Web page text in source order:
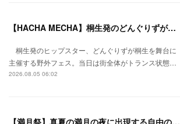
【HACHA MECHA】桐生発のどんぐりずが桐生をハチャメチャに彩る。
桐生発のヒップスター、どんぐりずが桐生を舞台に
主催する野外フェス。当日は街全体がトランス状態…
2026.08.05 06:02
【満月祭】真夏の満月の夜に出現する自由の桃源郷。